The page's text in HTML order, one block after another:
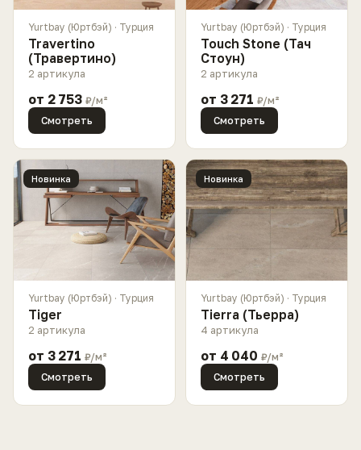
Yurtbay (Юртбэй) · Турция
Travertino
(Травертино)
2 артикула
от 2 753 ₽/м²
Смотреть
Yurtbay (Юртбэй) · Турция
Touch Stone (Тач
Стоун)
2 артикула
от 3 271 ₽/м²
Смотреть
Новинка
Yurtbay (Юртбэй) · Турция
Tiger
2 артикула
от 3 271 ₽/м²
Смотреть
Новинка
Yurtbay (Юртбэй) · Турция
Tierra (Тьерра)
4 артикула
от 4 040 ₽/м²
Смотреть